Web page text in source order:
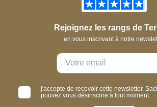
Rejoignez les rangs de
en vous inscrivant à notre
j'accepte de recevoir cette newsletter.
pouvez vous désinscrire à tout moment.